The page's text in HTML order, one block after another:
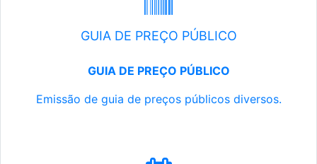
GUIA DE PREÇO PÚBLICO
GUIA DE PREÇO PÚBLICO
Emissão de guia de preços públicos diversos.